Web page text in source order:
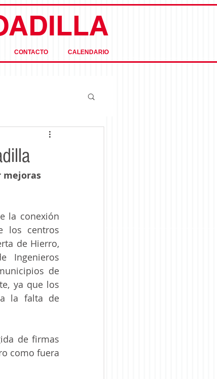
CONTACTO CALENDARIO
mejoras
la conexión
los centros
de Hierro,
Ingenieros
de
ya que los
la falta de
de firmas
como fuera